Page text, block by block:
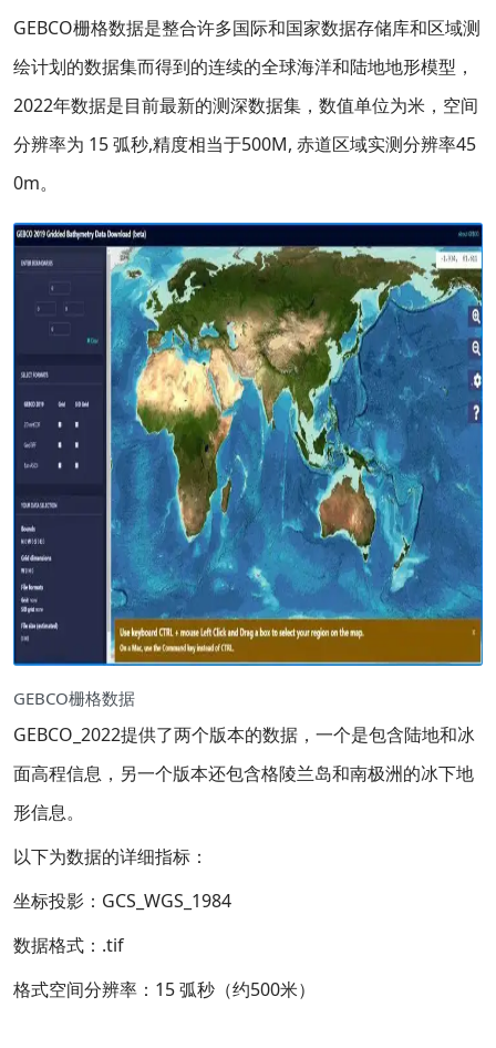
GEBCO栅格数据是整合许多国际和国家数据存储库和区域测
绘计划的数据集而得到的连续的全球海洋和陆地地形模型，
2022年数据是目前最新的测深数据集，数值单位为米，空间
分辨率为 15 弧秒,精度相当于500M, 赤道区域实测分辨率45
0m。
GEBCO栅格数据
GEBCO_2022提供了两个版本的数据，一个是包含陆地和冰
面高程信息，另一个版本还包含格陵兰岛和南极洲的冰下地
形信息。
以下为数据的详细指标：
坐标投影：GCS_WGS_1984
数据格式：.tif
格式空间分辨率：15 弧秒（约500米）